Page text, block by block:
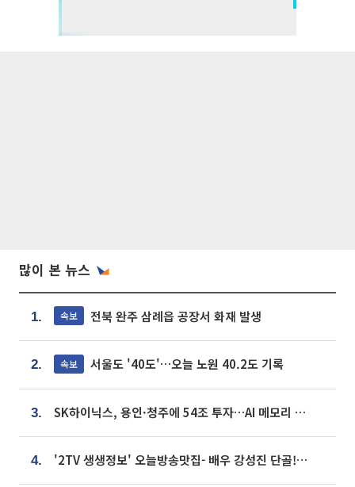
많이 본 뉴스
1. 속보 전북 완주 삼례읍 공장서 화재 발생
2. 속보 서울도 '40도'…오늘 노원 40.2도 기록
3. SK하이닉스, 용인·청주에 54조 투자…AI 메모리 생산기지 키운다
4. '2TV 생생정보' 오늘방송맛집- 배우 강성진 단골! 쌀국수ㆍ푸팟퐁 커리 맛집 '블○○○'